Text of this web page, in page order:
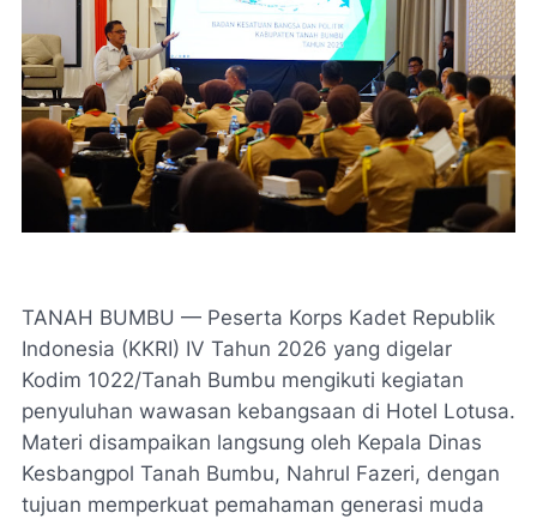
TANAH BUMBU — Peserta Korps Kadet Republik
Indonesia (KKRI) IV Tahun 2026 yang digelar
Kodim 1022/Tanah Bumbu mengikuti kegiatan
penyuluhan wawasan kebangsaan di Hotel Lotusa.
Materi disampaikan langsung oleh Kepala Dinas
Kesbangpol Tanah Bumbu, Nahrul Fazeri, dengan
tujuan memperkuat pemahaman generasi muda